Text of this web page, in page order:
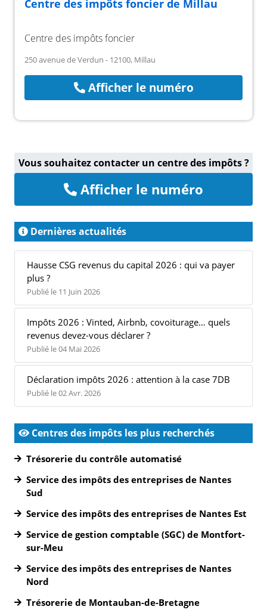
Centre des impôts foncier de Millau
Centre des impôts foncier
250 avenue de Verdun - 12100, Millau
Afficher le numéro
Vous souhaitez contacter un centre des impôts ?
Afficher le numéro
Dernières actualités
Hausse CSG revenus du capital 2026 : qui va payer
plus ?
Publié le 11 Juin 2026
Impôts 2026 : Vinted, Airbnb, covoiturage… quels
revenus devez-vous déclarer ?
Publié le 04 Mai 2026
Déclaration impôts 2026 : attention à la case 7DB
Publié le 02 Avr. 2026
Centres des impôts les plus recherchés
Trésorerie du contrôle automatisé
Service des impôts des entreprises de Nantes
Sud
Service des impôts des entreprises de Nantes Est
Service de gestion comptable (SGC) de Montfort-
sur-Meu
Service des impôts des entreprises de Nantes
Nord
Trésorerie de Montauban-de-Bretagne